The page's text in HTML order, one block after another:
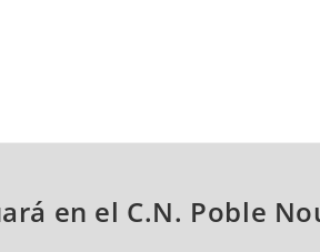
en el C.N. Poble